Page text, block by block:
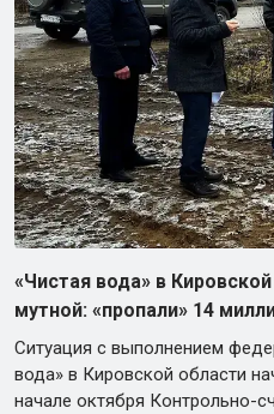
«Чистая вода» в
мутной: «пропали» 14
Ситуация с выполнением
вода» в Кировской области
начале октября Контрольно-